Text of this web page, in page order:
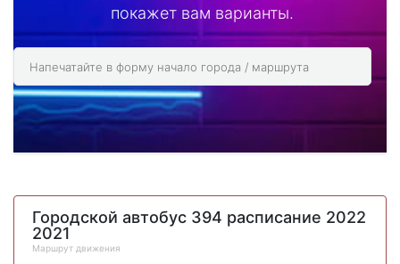
покажет вам варианты.
Городской автобус 394 расписание 2022
2021
Маршрут движения